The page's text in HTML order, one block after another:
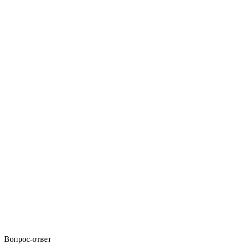
Вопрос-ответ